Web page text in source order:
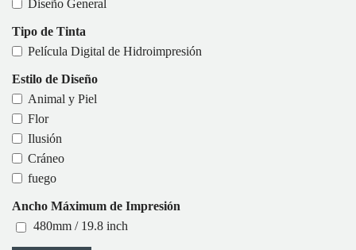
Diseño General
Tipo de Tinta
Película Digital de Hidroimpresión
Estilo de Diseño
Animal y Piel
Flor
Ilusión
Cráneo
fuego
Ancho Máximum de Impresión
480mm / 19.8 inch